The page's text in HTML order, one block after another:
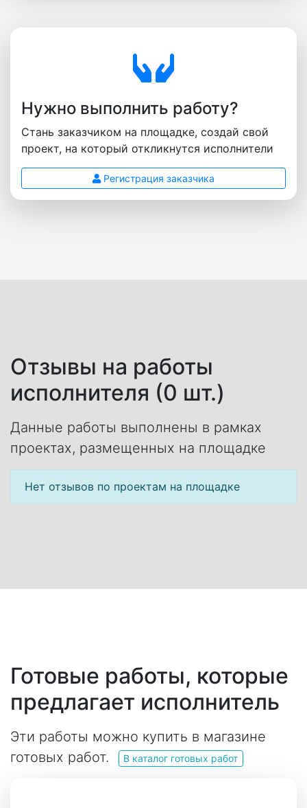
Нужно выполнить работу?
Стань заказчиком на площадке, создай свой
проект, на который откликнутся исполнители
Регистрация заказчика
Отзывы на работы
исполнителя (0 шт.)
Данные работы выполнены в рамках
проектах, размещенных на площадке
Нет отзывов по проектам на площадке
Готовые работы, которые
предлагает исполнитель
Эти работы можно купить в магазине
готовых работ.
В каталог готовых работ